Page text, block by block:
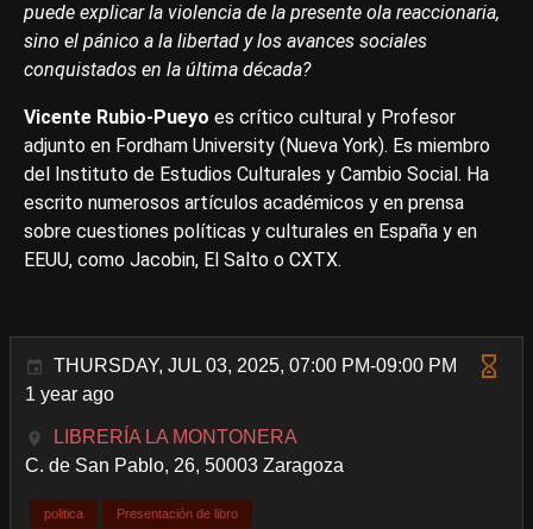
puede explicar la violencia de la presente ola reaccionaria,
sino el pánico a la libertad y los avances sociales
conquistados en la última década?
Vicente Rubio-Pueyo es crítico cultural y Profesor
adjunto en Fordham University (Nueva York). Es miembro
del Instituto de Estudios Culturales y Cambio Social. Ha
escrito numerosos artículos académicos y en prensa
sobre cuestiones políticas y culturales en España y en
EEUU, como Jacobin, El Salto o CXTX.
THURSDAY, JUL 03, 2025, 07:00 PM-09:00 PM
1 year ago
LIBRERÍA LA MONTONERA
C. de San Pablo, 26, 50003 Zaragoza
politica Presentación de libro